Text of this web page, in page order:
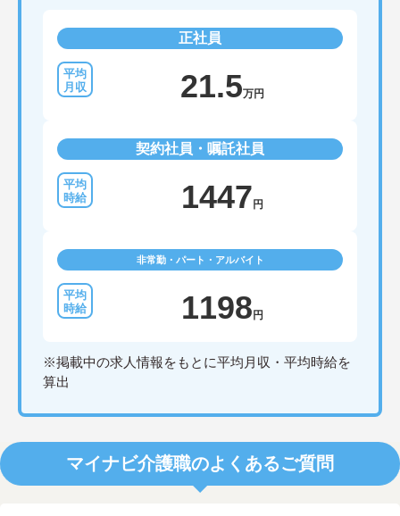
正社員
21.5万円
契約社員・嘱託社員
1447 円
非常勤・パート・アルバイト
1198 円
※掲載中の求人情報をもとに平均月収・平均時給を
算出
マイナビ介護職のよくあるご質問